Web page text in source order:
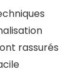
rassurés